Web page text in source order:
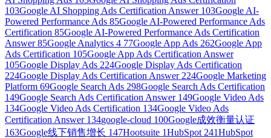
103Google AI Shopping Ads Certification Answer 103Google AI-
Powered Performance Ads 85Google AI-Powered Performance Ads
Certification 85Google AI-Powered Performance Ads Certification
Answer85Google Analytics 4 77Google App Ads 262Google App
Ads Certification 105Google App Ads Certification Answer
105Google Display Ads 224Google Display Ads Certification
224Google Display Ads Certification Answer 224Google Marketing
Platform 69Google Search Ads 298Google Search Ads Certification
149Google Search Ads Certification Answer 149Google Video Ads
134Google Video Ads Certification 134Google Video Ads
Certification Answer 134google-cloud 100Google成效衡量认证
163Google线下销售增长 147Hootsuite 1HubSpot 241HubSpot